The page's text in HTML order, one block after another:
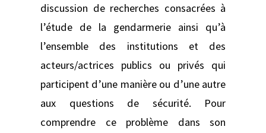
discussion de recherches consacrées à
l’étude de la gendarmerie ainsi qu’à
l’ensemble des institutions et des
acteurs/actrices publics ou privés qui
participent d’une manière ou d’une autre
aux questions de sécurité. Pour
comprendre ce problème dans son